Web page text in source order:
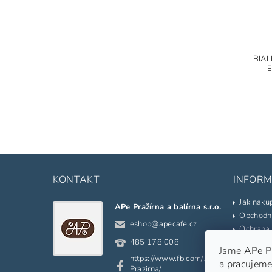
KONTAKT
APe Pražírna a balírna s.r.o.
eshop@apecafe.cz
485 178 008
https://www.fb.com/APe.
Prazirna/
Jak
Slovník
Jsme APe
a